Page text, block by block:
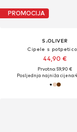
PROMOCIJA
S.OLIVER
Cipele s
44,90 €
Prvotno: 59,90 €
Posljednja najniža cijena: